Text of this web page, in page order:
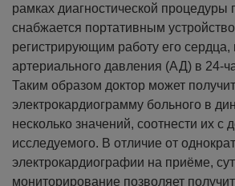
рамках диагностической процедуры
снабжается портативным
регистрирующим работу его сердца,
артериального давления (АД) в 24-
Таким образом доктор может
электрокардиограмму больного в
несколько значений, соотнести их с
исследуемого. В отличие от
электрокардиографии на приёме,
мониторирование позволяет